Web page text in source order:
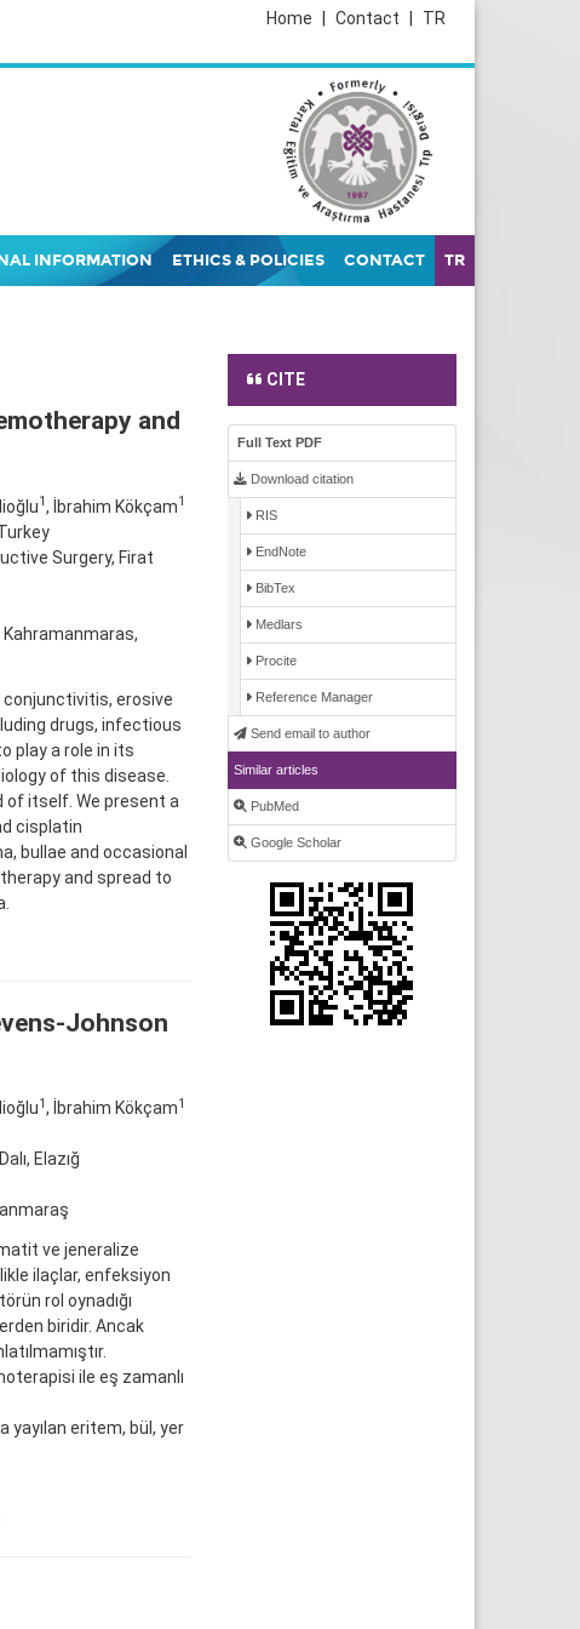
TR
Contact
Home
INFORMATION ETHICS & POLICIES CONTACT TR
and
1 , İbrahim Kökçam1
Surgery, Firat
erosive
drugs, infectious
play a role in its
of this disease.
of itself. We present a
cisplatin
bullae and occasional
and spread to
Johnson
1, İbrahim Kökçam1
Elazığ
ve jeneralize
ilaçlar, enfeksiyon
rol oynadığı
biridir. Ancak
ile eş zamanlı
yayılan eritem, bül, yer
CITE
Full Text PDF
Download citation
RIS
EndNote
BibTex
Medlars
Procite
Reference Manager
Send email to author
Similar articles
PubMed
Google Scholar